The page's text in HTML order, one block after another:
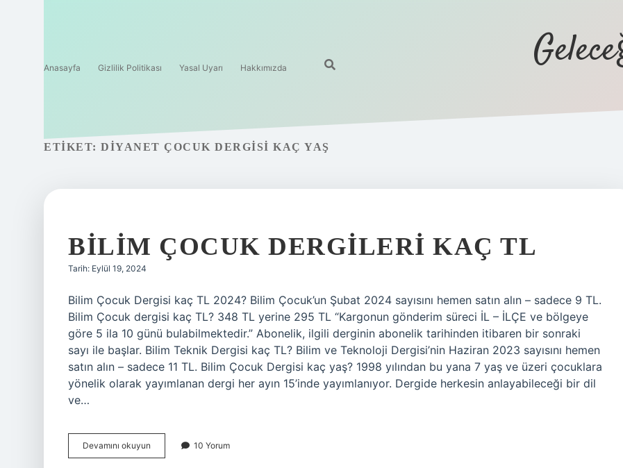
Anasayfa Gizlilik Politikası Yasal Uyarı Hakkımızda
ETIKET: DIYANET ÇOCUK DERGISI KAÇ YAŞ
BILIM ÇOCUK DERGILERI KAÇ TL
Tarih: Eylül 19, 2024
Bilim Çocuk Dergisi kaç TL 2024? Bilim Çocuk’un Şubat 2024 sayısını hemen satın alın – sadece 9 TL.
Bilim Çocuk dergisi kaç TL? 348 TL yerine 295 TL “Kargonun gönderim süreci İL – İLÇE ve bölgeye
göre 5 ila 10 günü bulabilmektedir.” Abonelik, ilgili derginin abonelik tarihinden itibaren bir sonraki
sayı ile başlar. Bilim Teknik Dergisi kaç TL? Bilim ve Teknoloji Dergisi’nin Haziran 2023 sayısını hemen
satın alın – sadece 11 TL. Bilim Çocuk Dergisi kaç yaş? 1998 yılından bu yana 7 yaş ve üzeri çocuklara
yönelik olarak yayımlanan dergi her ayın 15’inde yayımlanıyor. Dergide herkesin anlayabileceği bir dil
ve…
Devamını okuyun
Çocuk
10 Yorum